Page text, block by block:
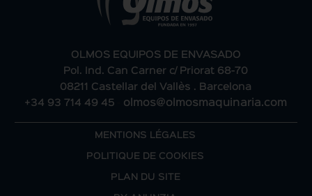
OLMOS EQUIPOS DE ENVASADO
Pol. Ind. Can Carner c/ Priorat 68-70
08211 Castellar del Vallès . Barcelona
+34 93 714 49 45
olmos@olmosmaquinaria.com
MENTIONS LÉGALES
POLITIQUE DE COOKIES
PLAN DU SITE